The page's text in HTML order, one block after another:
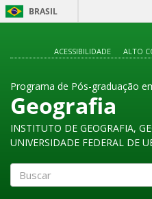
BRASIL
ACESSIBILIDADE
ALTO
Programa de Pós-graduação
Geografia
INSTITUTO DE GEOGRAFIA,
UNIVERSIDADE FEDERAL DE